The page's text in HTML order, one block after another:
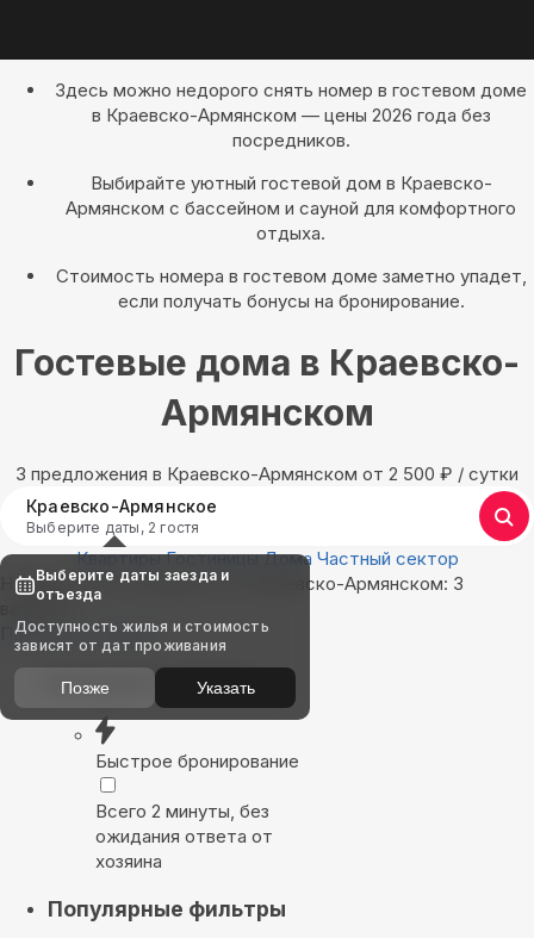
Здесь можно недорого снять номер в гостевом доме
в Краевско-Армянском — цены 2026 года без
посредников.
Выбирайте уютный гостевой дом в Краевско-
Армянском с бассейном и сауной для комфортного
отдыха.
Стоимость номера в гостевом доме заметно упадет,
если получать бонусы на бронирование.
Гостевые дома в Краевско-
Армянском
3 предложения в Краевско-Армянском oт 2 500 ₽ / сутки
Краевско-Армянское
Выберите даты, 2 гостя
Квартиры Гостиницы Дома Частный сектор
Найдём, где остановиться в Краевско-Армянском: 3
Показать на карте
Выбирайте лучшее
Быстрое бронирование
Всего 2 минуты, без
ожидания ответа от
хозяина
Популярные фильтры
Выберите даты заезда и
отъезда
Доступность жилья и стоимость
зависят от дат проживания
Позже Указать